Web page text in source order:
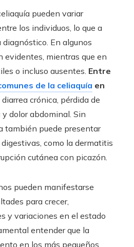
pueden variar
los individuos, lo que a
En algunos
evidentes, mientras que en
o incluso ausentes. Entre
de la celiaquía en
crónica, pérdida de
dolor abdominal. Sin
también puede presentar
como la dermatitis
cutánea con picazón.
pueden manifestarse
para crecer,
y variaciones en el estado
entender que la
en los más pequeños